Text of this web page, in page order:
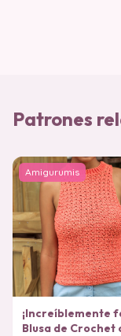
Patrones
Amigurumis
¡Increíblemente
Blusa de Crochet